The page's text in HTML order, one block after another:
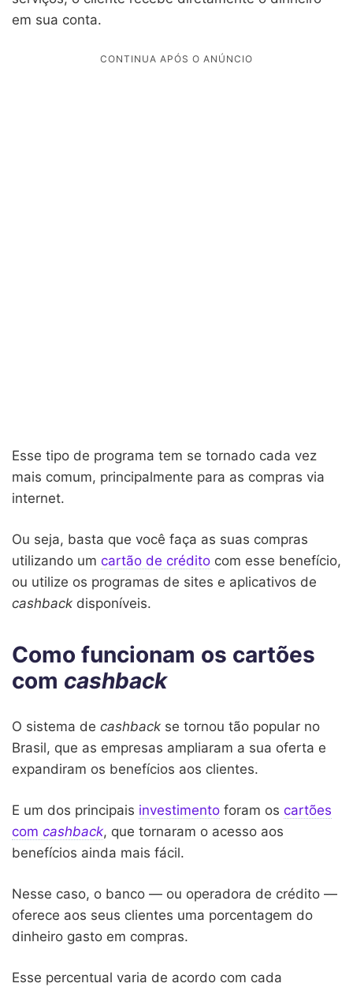
em sua conta.
Esse tipo de programa tem se tornado cada vez
mais comum, principalmente para as compras via
internet.
Ou seja, basta que você faça as suas compras
utilizando um cartão de crédito com esse benefício,
ou utilize os programas de sites e aplicativos de
cashback disponíveis.
Como funcionam os cartões
com cashback
O sistema de cashback se tornou tão popular no
Brasil, que as empresas ampliaram a sua oferta e
expandiram os benefícios aos clientes.
E um dos principais investimento foram os cartões
com cashback, que tornaram o acesso aos
benefícios ainda mais fácil.
Nesse caso, o banco — ou operadora de crédito —
oferece aos seus clientes uma porcentagem do
dinheiro gasto em compras.
Esse percentual varia de acordo com cada